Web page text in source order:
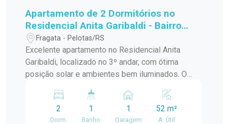
Apartamento de 2 Dormitórios no
Residencial Anita Garibaldi - Bairro
Fragata
Fragata - Pelotas/RS
Excelente apartamento no Residencial Anita
Garibaldi, localizado no 3º andar, com ótima
posição solar e ambientes bem iluminados. O
cozinha, área de serviço e banheiro social,
oferecendo conforto e praticidade para o dia a
2
Dorm.
1
Banho
1
Garagem
52 m²
A. Útil